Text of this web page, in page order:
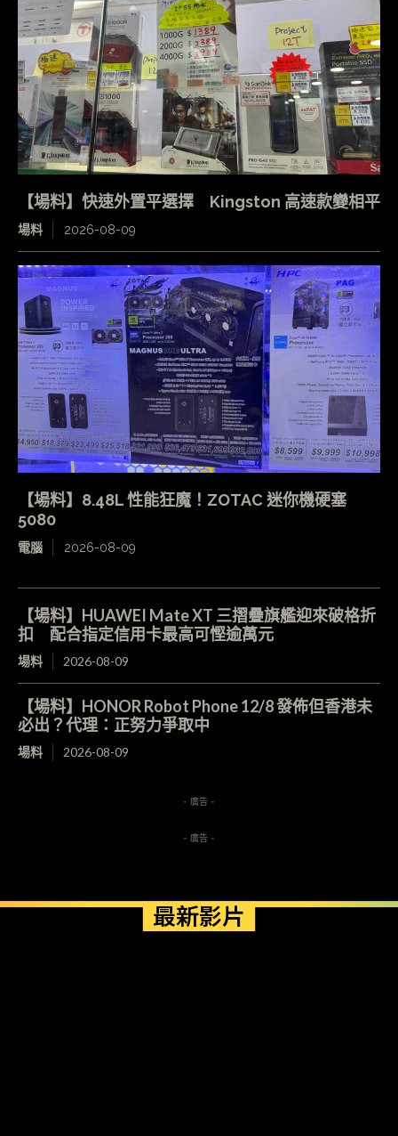
【場料】快速外置平選擇 Kingston 高速款變相平
場料 2026-08-09
【場料】8.48L 性能狂魔！ZOTAC 迷你機硬塞
5080
電腦 2026-08-09
【場料】HUAWEI Mate XT 三摺疊旗艦迎來破格折
扣 配合指定信用卡最高可慳逾萬元
場料 2026-08-09
【場料】HONOR Robot Phone 12/8 發佈但香港未
必出？代理：正努力爭取中
場料 2026-08-09
- 廣告 -
- 廣告 -
最新影片